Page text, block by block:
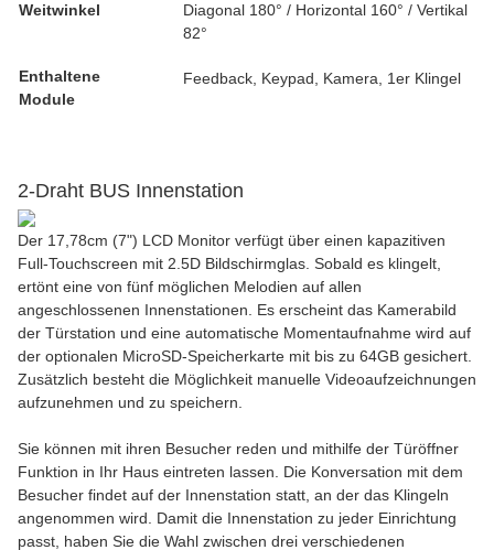
Weitwinkel
Diagonal 180° / Horizontal 160° / Vertikal
82°
Enthaltene
Module
Feedback, Keypad, Kamera, 1er Klingel
2-Draht BUS Innenstation
Der 17,78cm (7") LCD Monitor verfügt über einen kapazitiven
Full-Touchscreen mit 2.5D Bildschirmglas. Sobald es klingelt,
ertönt eine von fünf möglichen Melodien auf allen
angeschlossenen Innenstationen. Es erscheint das Kamerabild
der Türstation und eine automatische Momentaufnahme wird auf
der optionalen MicroSD-Speicherkarte mit bis zu 64GB gesichert.
Zusätzlich besteht die Möglichkeit manuelle Videoaufzeichnungen
aufzunehmen und zu speichern.
Sie können mit ihren Besucher reden und mithilfe der Türöffner
Funktion in Ihr Haus eintreten lassen. Die Konversation mit dem
Besucher findet auf der Innenstation statt, an der das Klingeln
angenommen wird. Damit die Innenstation zu jeder Einrichtung
passt, haben Sie die Wahl zwischen drei verschiedenen